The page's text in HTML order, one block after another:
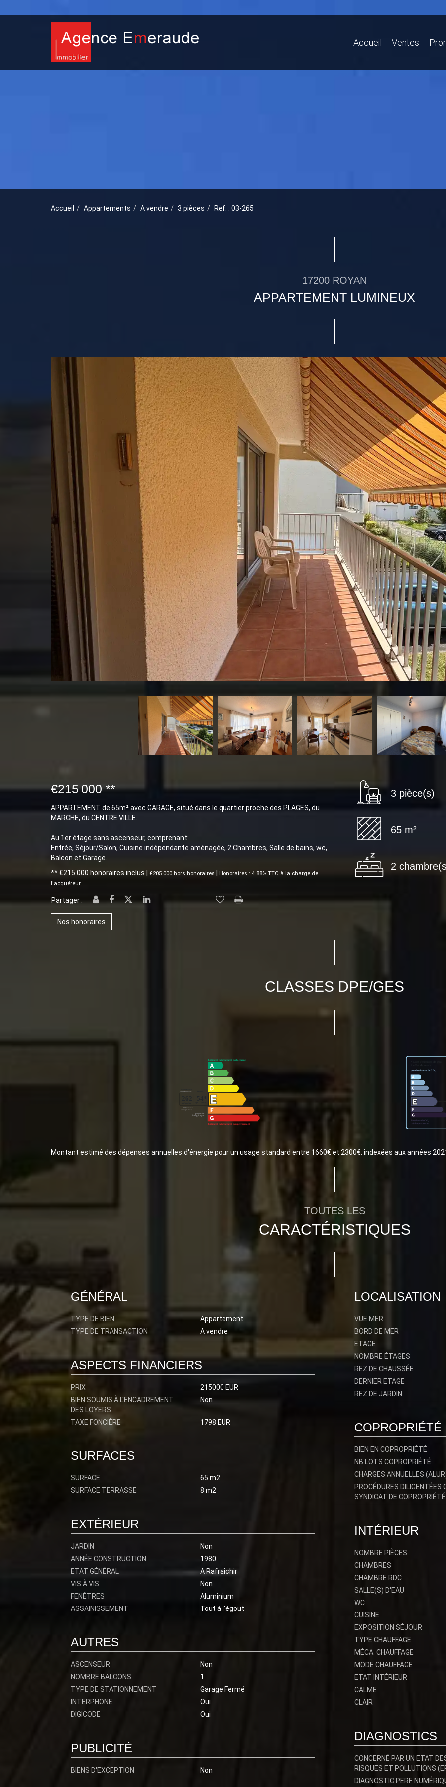
Accueil Ventes
Accueil Appartements A vendre 3 pièces Ref. : 03-265
17200 ROYAN
APPARTEMENT LUMINEUX
€215 000 **
APPARTEMENT de 65m² avec GARAGE, situé dans le quartier proche des PLAGES, du
MARCHE, du CENTRE VILLE.
Au 1er étage sans ascenseur, comprenant:
Entrée, Séjour/Salon, Cuisine indépendante aménagée, 2 Chambres, Salle de bains, wc,
Balcon et Garage.
** €215 000 honoraires inclus €205 000 hors honoraires
Honoraires : 4.88% TTC à la charge de
l'acquéreur
Partager :
Nos honoraires
3 pièce(s)
65 m²
2
CLASSES DPE/GES
Montant estimé des dépenses annuelles d'énergie pour un usage standard entre 1660€ et 2300€. indexées aux années
TOUTES LES
CARACTÉRISTIQUES
GÉNÉRAL
TYPE DE BIEN
Appartement
TYPE DE TRANSACTION
A vendre
LOCALISATION
VUE MER
BORD DE MER
ETAGE
NOMBRE ÉTAGES
REZ DE CHAUSSÉE
DERNIER ETAGE
REZ DE JARDIN
ASPECTS FINANCIERS
PRIX
215000 EUR
BIEN SOUMIS À L'ENCADREMENT
DES LOYERS
Non
TAXE FONCIÈRE 1798 EUR COPROPRIÉTÉ
BIEN EN COPROPRIÉTÉ
NB LOTS COPROPRIÉTÉ
CHARGES ANNUELLES
PROCÉDURES DILIGENTÉES
SYNDICAT DE COPROPRIÉTÉ
SURFACES
SURFACE
65 m2
SURFACE TERRASSE
8 m2
EXTÉRIEUR
JARDIN
Non
ANNÉE CONSTRUCTION
1980
ETAT GÉNÉRAL
A Rafraîchir
VIS À VIS
Non
FENÊTRES
Aluminium
ASSAINISSEMENT
Tout à l'égout
INTÉRIEUR
NOMBRE PIÈCES
CHAMBRES
CHAMBRE RDC
SALLE(S) D'EAU
WC
CUISINE
EXPOSITION SÉJOUR
TYPE CHAUFFAGE
MÉCA. CHAUFFAGE
MODE CHAUFFAGE
ETAT INTÉRIEUR
CALME
CLAIR
AUTRES
ASCENSEUR
Non
NOMBRE BALCONS
1
TYPE DE STATIONNEMENT
Garage Fermé
INTERPHONE
Oui
DIGICODE
Oui
DIAGNOSTICS
CONCERNÉ PAR UN ETAT
RISQUES ET POLLUTIONS
DIAGNOSTIC PERF.
PUBLICITÉ
BIENS D'EXCEPTION Non